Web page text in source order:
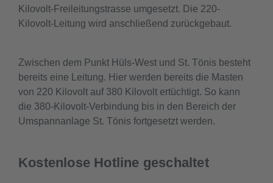
Kilovolt-Freileitungstrasse umgesetzt. Die 220-
Kilovolt-Leitung wird anschließend zurückgebaut.
Zwischen dem Punkt Hüls-West und St. Tönis besteht
bereits eine Leitung. Hier werden bereits die Masten
von 220 Kilovolt auf 380 Kilovolt ertüchtigt. So kann
die 380-Kilovolt-Verbindung bis in den Bereich der
Umspannanlage St. Tönis fortgesetzt werden.
Kostenlose Hotline geschaltet